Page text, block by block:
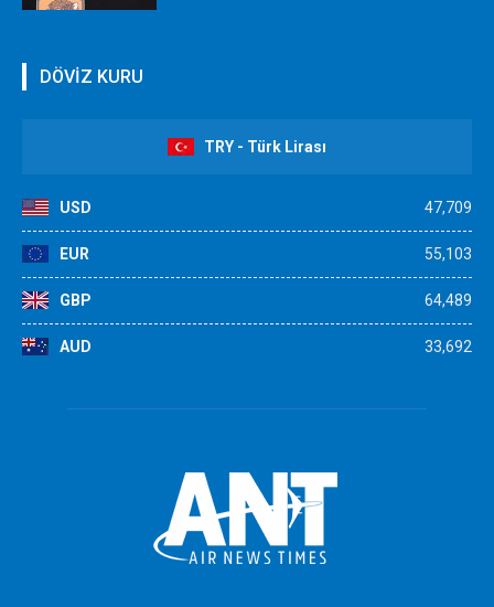
DÖVİZ KURU
TRY - Türk Lirası
USD 47,709
EUR 55,103
GBP 64,489
AUD 33,692